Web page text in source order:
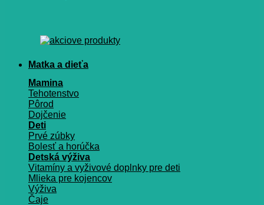
Matka a dieťa
Mamina
Tehotenstvo
Pôrod
Dojčenie
Deti
Prvé zúbky
Bolesť a horúčka
Detská výživa
Vitamíny a vyživové doplnky pre deti
Mlieka pre kojencov
Výživa
Čaje